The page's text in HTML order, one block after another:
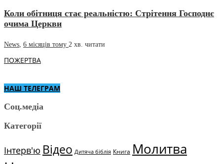
Коли обітниця стає реальністю: Стрітення Господнє
очима Церкви
News 6 місяців тому 2 хв. читати
ПОЖЕРТВА
НАШ ТЕЛЕГРАМ
Соц.медіа
Категорії
Інтерв'ю Відео Дитяча біблія Книга Молитва